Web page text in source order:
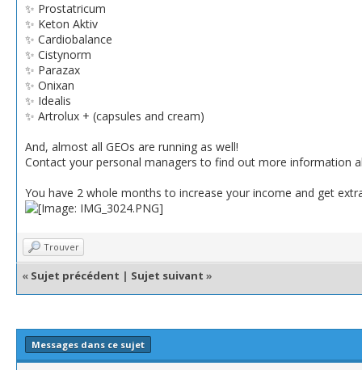
✨ Prostatricum
✨ Keton Aktiv
✨ Cardiobalance
✨ Cistynorm
✨ Parazax
✨ Onixan
✨ Idealis
✨ Artrolux + (capsules and cream)
And, almost all GEOs are running as well!
Contact your personal managers to find out more information
You have 2 whole months to increase your income and get
Trouver
« Sujet précédent | Sujet suivant »
Messages dans ce sujet